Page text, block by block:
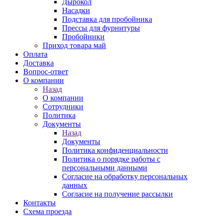
Дырокол
Насадки
Подставка для пробойника
Прессы для фурнитуры
Пробойники
Приход товара май
Оплата
Доставка
Вопрос-ответ
О компании
Назад
О компании
Сотрудники
Политика
Документы
Назад
Документы
Политика конфиденциальности
Политика о порядке работы с
персональными данными
Согласие на обработку персональных
данных
Согласие на получение рассылки
Контакты
Схема проезда